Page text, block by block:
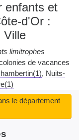
enfants et
d'Or :
Ville
limitrophes
de vacances
Nuits-
le département